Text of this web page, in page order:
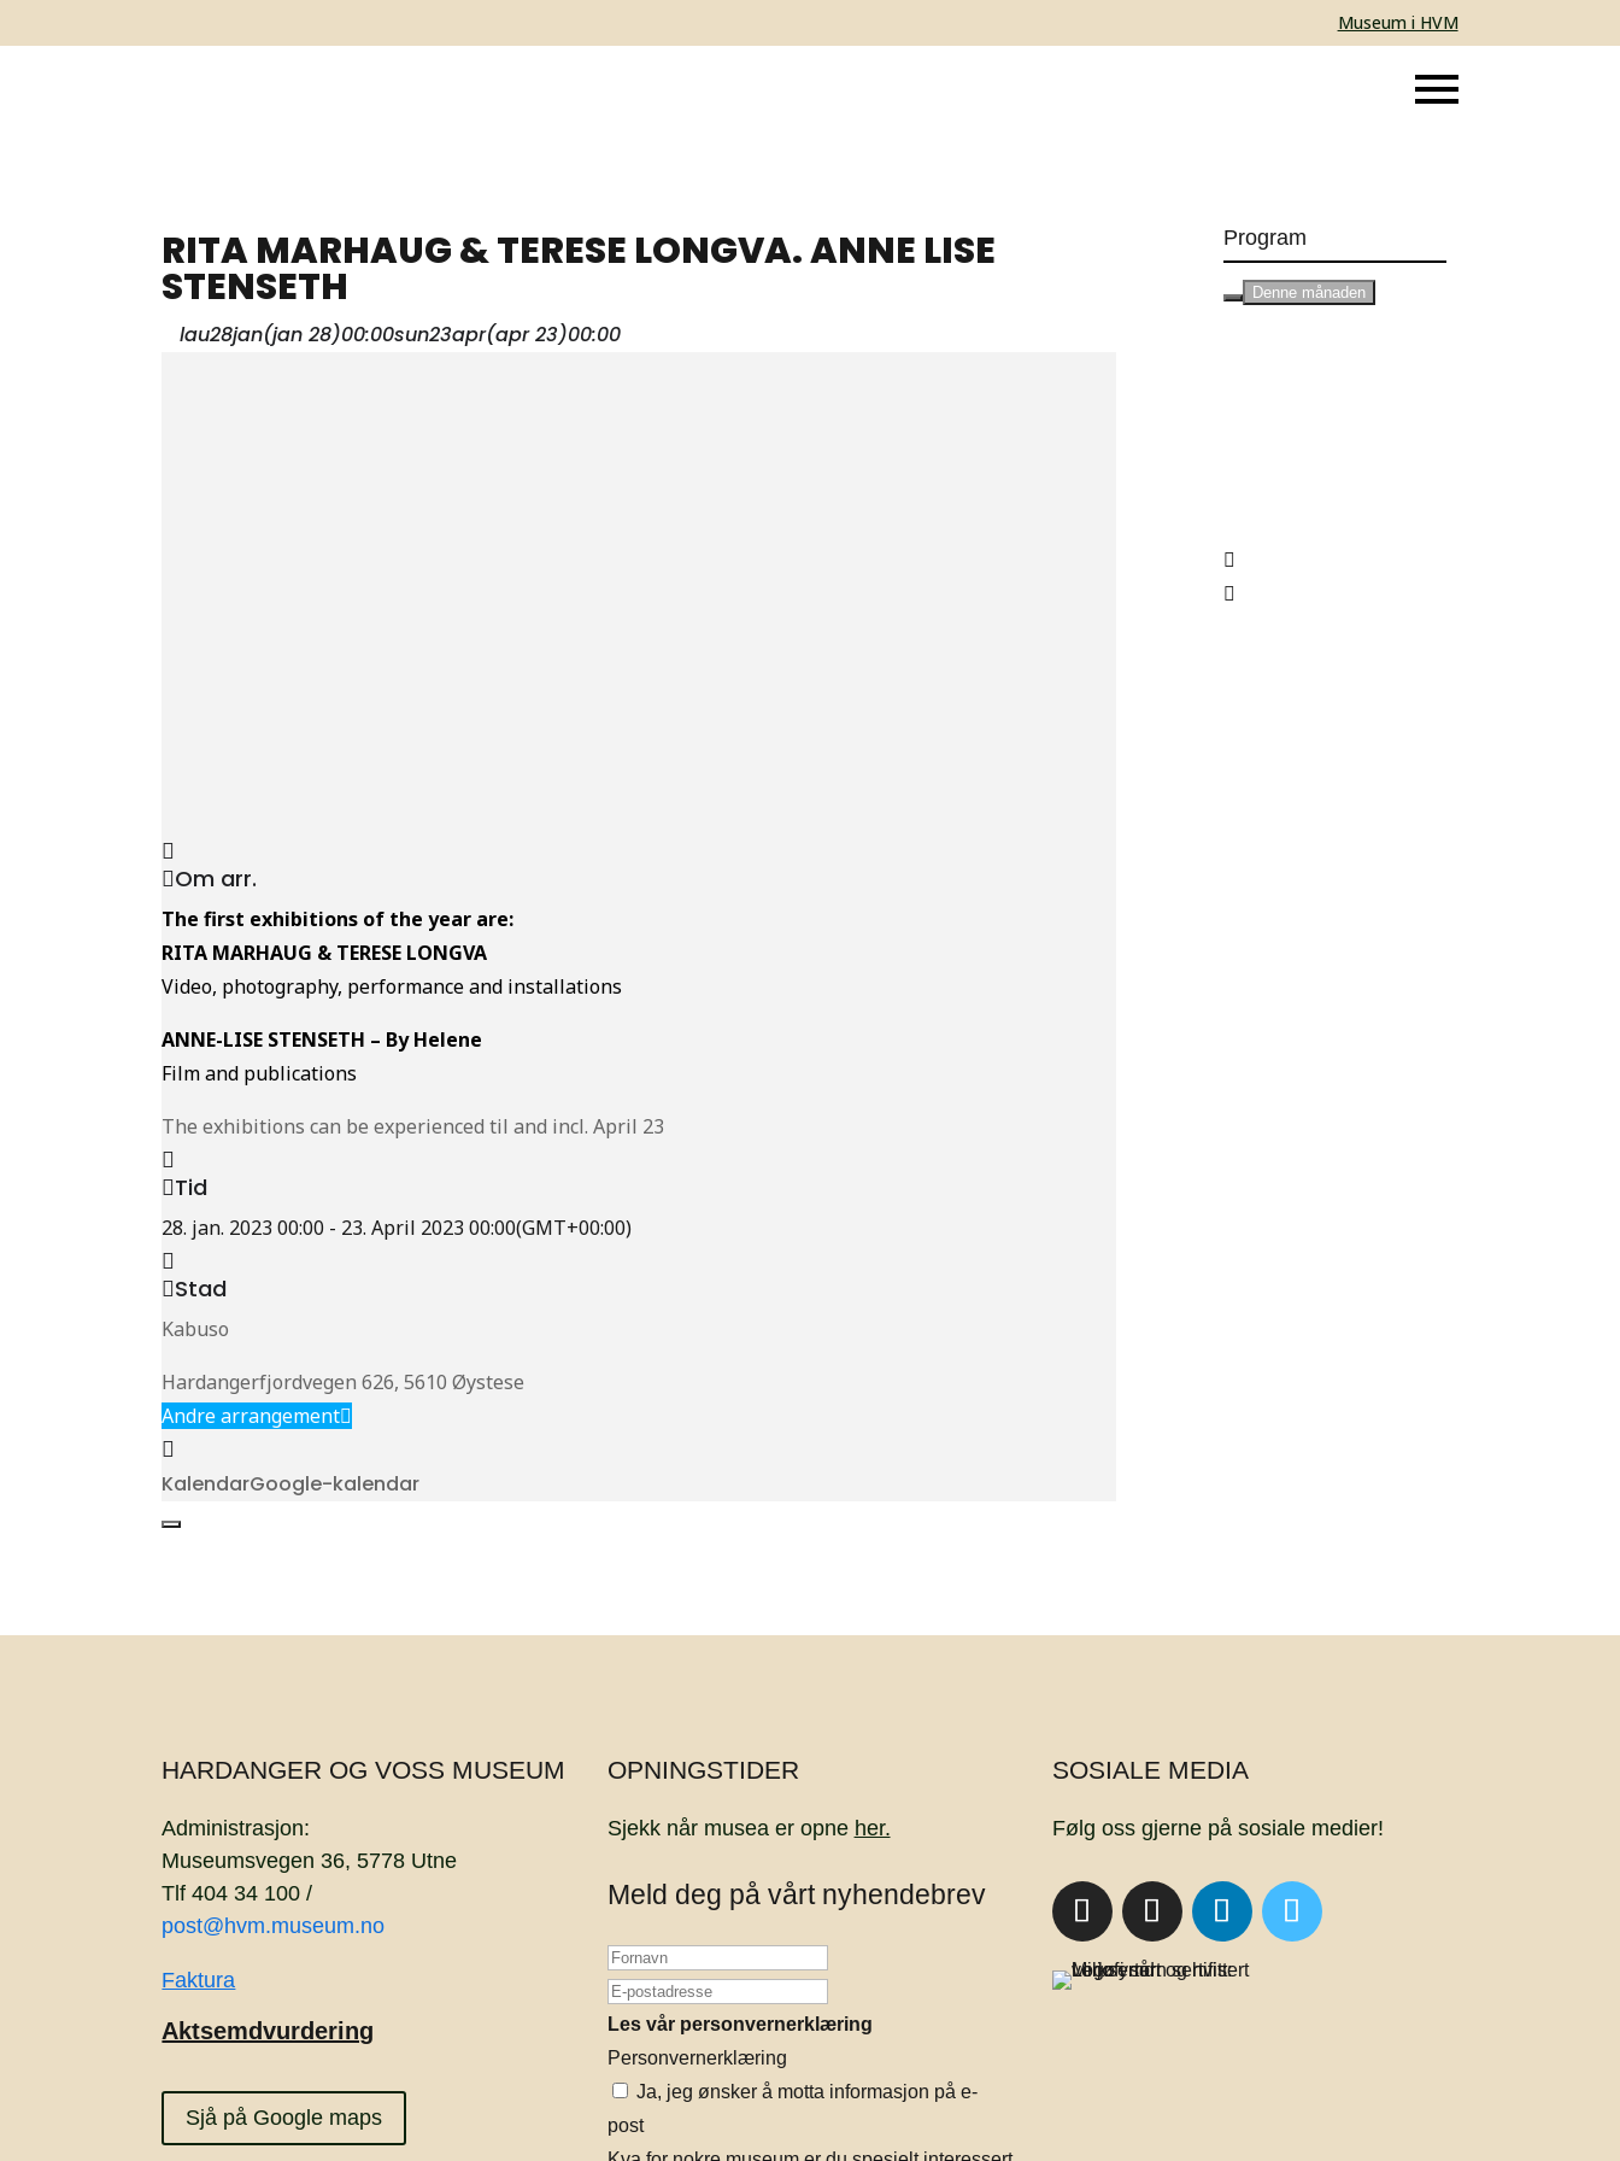
Museum i HVM
RITA MARHAUG & TERESE LONGVA. ANNE LISE
STENSETH
lau28jan(jan 28)00:00sun23apr(apr 23)00:00
Om arr.
The first exhibitions of the year are:
RITA MARHAUG & TERESE LONGVA
Video, photography, performance and installations
ANNE-LISE STENSETH – By Helene
Film and publications
The exhibitions can be experienced til and incl. April 23
Tid
28. jan. 2023 00:00 - 23. April 2023 00:00(GMT+00:00)
Stad
Kabuso
Hardangerfjordvegen 626, 5610 Øystese
Andre arrangement
KalendarGoogle-kalendar
Program
Denne månaden
HARDANGER OG VOSS MUSEUM
Administrasjon:
Museumsvegen 36, 5778 Utne
Tlf 404 34 100 /
post@hvm.museum.no
Faktura
Aktsemdvurdering
Sjå på Google maps
OPNINGSTIDER
Sjekk når musea er opne her.
Meld deg på vårt nyhendebrev
Les vår personvernerklæring
Personvernerklæring
Ja, jeg ønsker å motta informasjon på e-
post
SOSIALE MEDIA
Følg oss gjerne på sosiale medier!